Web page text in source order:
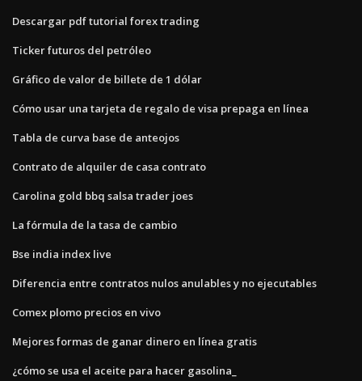
Descargar pdf tutorial forex trading
Ticker futuros del petróleo
Gráfico de valor de billete de 1 dólar
Cómo usar una tarjeta de regalo de visa prepaga en línea
Tabla de curva base de anteojos
Contrato de alquiler de casa contrato
Carolina gold bbq salsa trader joes
La fórmula de la tasa de cambio
Bse india index live
Diferencia entre contratos nulos anulables y no ejecutables
Comex plomo precios en vivo
Mejores formas de ganar dinero en línea gratis
¿cómo se usa el aceite para hacer gasolina_